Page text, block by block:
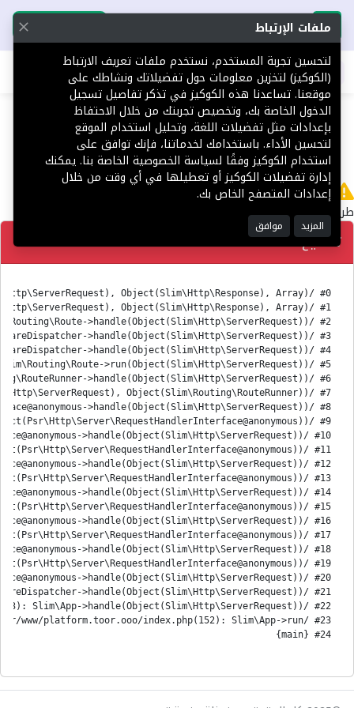
تحميل التطبيق تحميل التطبيق
اطلب عقارك
404 لا يوجد
طريق 'en/Platform' غير معثور عليه.
تصحيح
#24 {main}
ملفات الإرتباط
لتحسين تجربة المستخدم، نستخدم ملفات تعريف الارتباط
(الكوكيز) لتخزين معلومات حول تفضيلاتك ونشاطك على
موقعنا. تساعدنا هذه الكوكيز في تذكر تفاصيل تسجيل
الدخول الخاصة بك، وتخصيص تجربتك من خلال الاحتفاظ
بإعدادات مثل تفضيلات اللغة، وتحليل استخدام الموقع
لتحسين الأداء. باستخدامك لخدماتنا، فإنك توافق على
استخدام الكوكيز وفقًا لسياسة الخصوصية الخاصة بنا. يمكنك
إدارة تفضيلات الكوكيز أو تعطيلها في أي وقت من خلال
إعدادات المتصفح الخاص بك.
المزيد موافق